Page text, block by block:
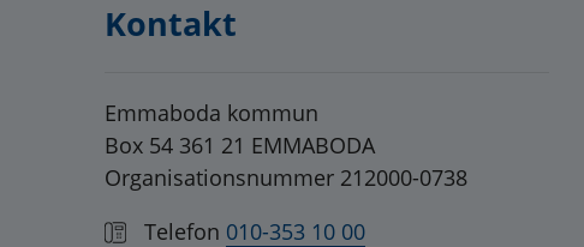
Kontakt
Emmaboda kommun
Box 54 361 21 EMMABODA
Organisationsnummer 212000-0738
Telefon 010-353 10 00